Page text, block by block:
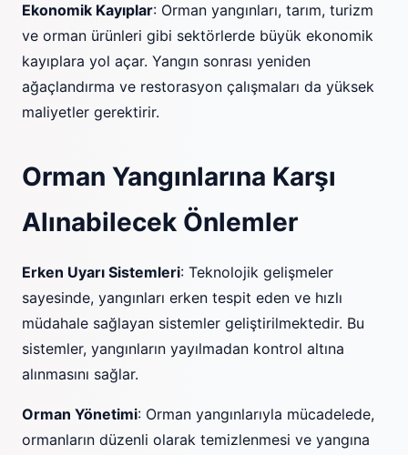
Ekonomik Kayıplar: Orman yangınları, tarım, turizm
ve orman ürünleri gibi sektörlerde büyük ekonomik
kayıplara yol açar. Yangın sonrası yeniden
ağaçlandırma ve restorasyon çalışmaları da yüksek
maliyetler gerektirir.
Orman Yangınlarına Karşı
Alınabilecek Önlemler
Erken Uyarı Sistemleri: Teknolojik gelişmeler
sayesinde, yangınları erken tespit eden ve hızlı
müdahale sağlayan sistemler geliştirilmektedir. Bu
sistemler, yangınların yayılmadan kontrol altına
alınmasını sağlar.
Orman Yönetimi: Orman yangınlarıyla mücadelede,
ormanların düzenli olarak temizlenmesi ve yangına